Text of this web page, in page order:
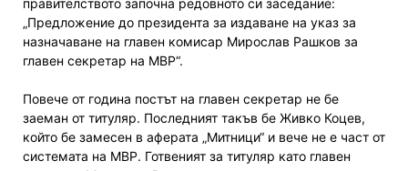
правителството започна редовното си заседание:
„Предложение до президента за издаване на указ за
назначаване на главен комисар Мирослав Рашков за
главен секретар на МВР“.
Повече от година постът на главен секретар не бе
заеман от титуляр. Последният такъв бе Живко Коцев,
който бе замесен в аферата „Митници“ и вече не е част от
системата на МВР. Готвеният за титуляр като главен